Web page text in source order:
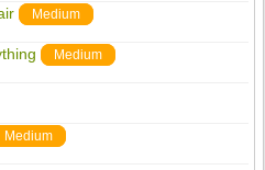
Medium
Medium
Medium